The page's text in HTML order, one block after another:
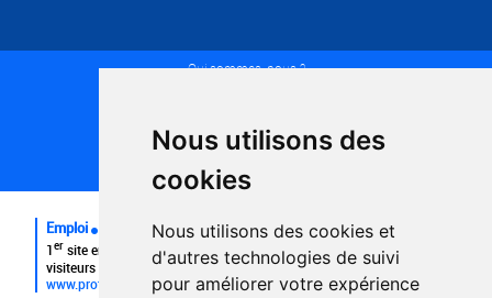
Nous utilisons des
cookies
Nous utilisons des cookies et
d'autres technologies de suivi
pour améliorer votre expérience
Qui sommes-nous ?
Plan du site
FAQ recruteurs
FAQ
Emploi
1er site emploi du secteur culturel 784.000 visites et 230.000
visiteurs uniques par mois.
www.profilculture.com